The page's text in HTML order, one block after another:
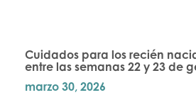
Cuidados para los recién
entre las semanas 22 y 23 de
marzo 30, 2026